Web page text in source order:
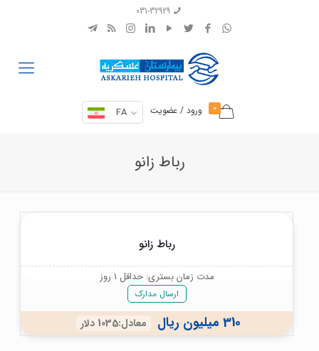
031-32929
0 ورود / عضویت FA
رباط زانو
رباط زانو
مدت زمان بستری: حداقل 1 روز
ارسال مدارک
310 میلیون ریال معادل:1035 دلار